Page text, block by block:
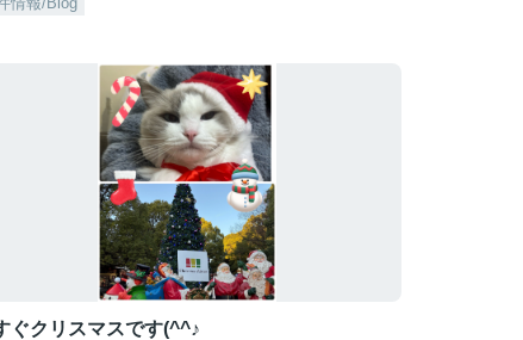
ぐクリスマスです(^^♪